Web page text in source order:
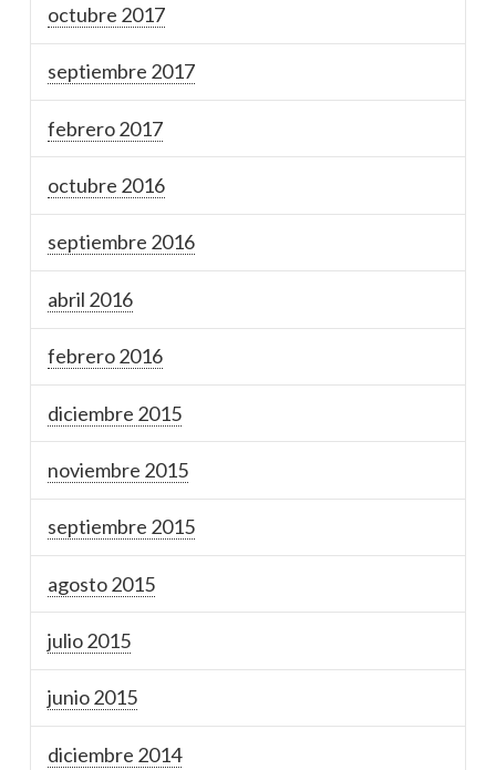
octubre 2017
septiembre 2017
febrero 2017
octubre 2016
septiembre 2016
abril 2016
febrero 2016
diciembre 2015
noviembre 2015
septiembre 2015
agosto 2015
julio 2015
junio 2015
diciembre 2014